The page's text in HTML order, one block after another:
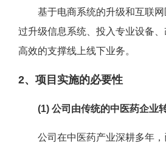
基于电商系统的升级和互联网
过升级信息系统、投入专业设备
高效的支撑线上线下业务。
2、项目实施的必要性
(1) 公司由传统的中医药企业转
公司在中医药产业深耕多年，